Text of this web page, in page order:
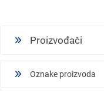
Proizvođači
Oznake proizvoda